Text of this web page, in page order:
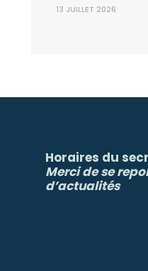
13 JUILLET 2026
Horaires du
Merci de se
d’actualités